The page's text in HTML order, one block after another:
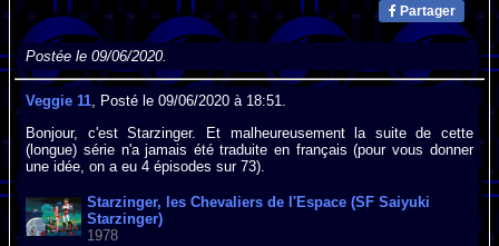
Partager
Postée le 09/06/2020.
Veggie 11, Posté le 09/06/2020 à 18:51.
Bonjour, c'est Starzinger. Et malheureusement la suite de cette
(longue) série n'a jamais été traduite en français (pour vous donner
une idée, on a eu 4 épisodes sur 73).
Starzinger, les Chevaliers de l'Espace (SF Saiyuki
Starzinger)
1978